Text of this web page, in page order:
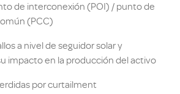
de interconexión (POI) / punto de
(PCC)
a nivel de seguidor solar y
impacto en la producción del activo
por curtailment